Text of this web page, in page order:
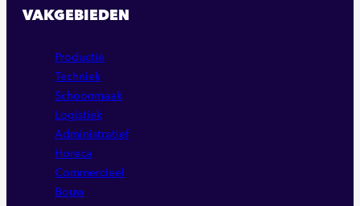
VAKGEBIEDEN
Productie
Techniek
Schoonmaak
Logistiek
Administratief
Horeca
Commercieel
Bouw